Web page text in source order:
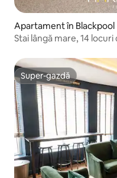
Apartament în Blackpool
Stai lângă mare, 14
Super-gazdă
Super-gazdă